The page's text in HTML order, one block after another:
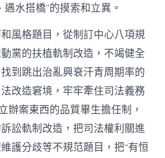
水搭橋”的摸索和立異。
風格題目，從制訂中心八項規
黨的扶植軌制改造，不竭健全
到跳出治亂興衰汗青周期率的
改造窘境，牢牢牽住司法義務
辦案東西的品質畢生擔任制，
訟軌制改造，把司法權利關進
護分歧等不規范題目，把“有恒